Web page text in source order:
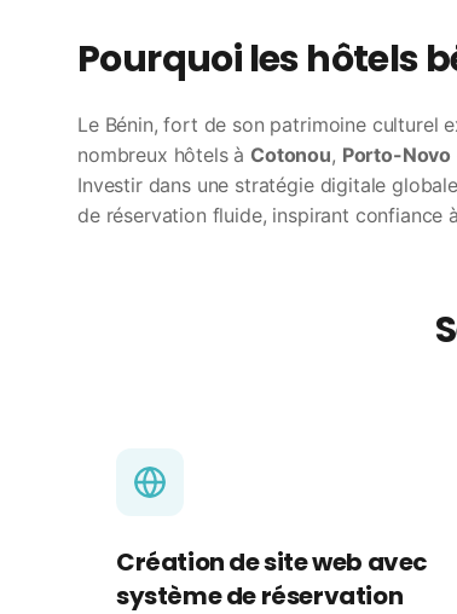
Pourquoi les hôtels
Le Bénin, fort de son patrimoine culturel
nombreux hôtels à Cotonou, Porto-Novo
Investir dans une stratégie digitale
de réservation fluide, inspirant confiance
Création de site web avec
système de réservation